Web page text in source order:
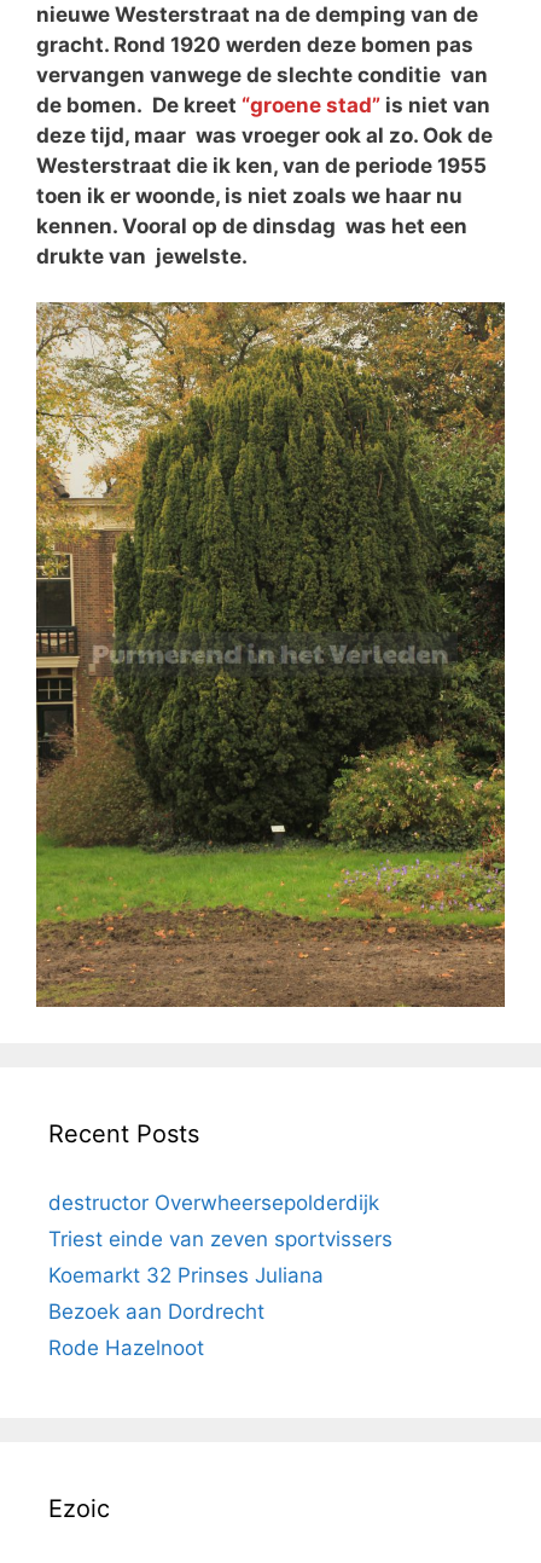
nieuwe Westerstraat na de demping van de
gracht. Rond 1920 werden deze bomen pas
vervangen vanwege de slechte conditie van
de bomen. De kreet “groene stad” is niet van
deze tijd, maar was vroeger ook al zo. Ook de
Westerstraat die ik ken, van de periode 1955
toen ik er woonde, is niet zoals we haar nu
kennen. Vooral op de dinsdag was het een
drukte van jewelste.
Recent Posts
destructor Overwheersepolderdijk
Triest einde van zeven sportvissers
Koemarkt 32 Prinses Juliana
Bezoek aan Dordrecht
Rode Hazelnoot
Ezoic